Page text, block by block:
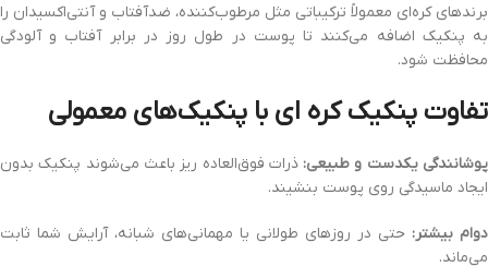
برندهای کره‌ای معمولاً ترکیباتی مثل مرطوب‌کننده، ضدآفتاب و آنتی‌اکسیدان را
به پنکیک اضافه می‌کنند تا پوست در طول روز در برابر آفتاب و آلودگی
محافظت شود.
تفاوت پنکیک کره‌ ای با پنکیک‌های معمولی
پوشانندگی یکدست و طبیعی: ذرات فوق‌العاده ریز باعث می‌شوند پنکیک بدون
ایجاد ماسیدگی روی پوست بنشیند.
دوام بیشتر: حتی در روزهای طولانی یا مهمانی‌های شبانه، آرایش شما ثابت
می‌ماند.